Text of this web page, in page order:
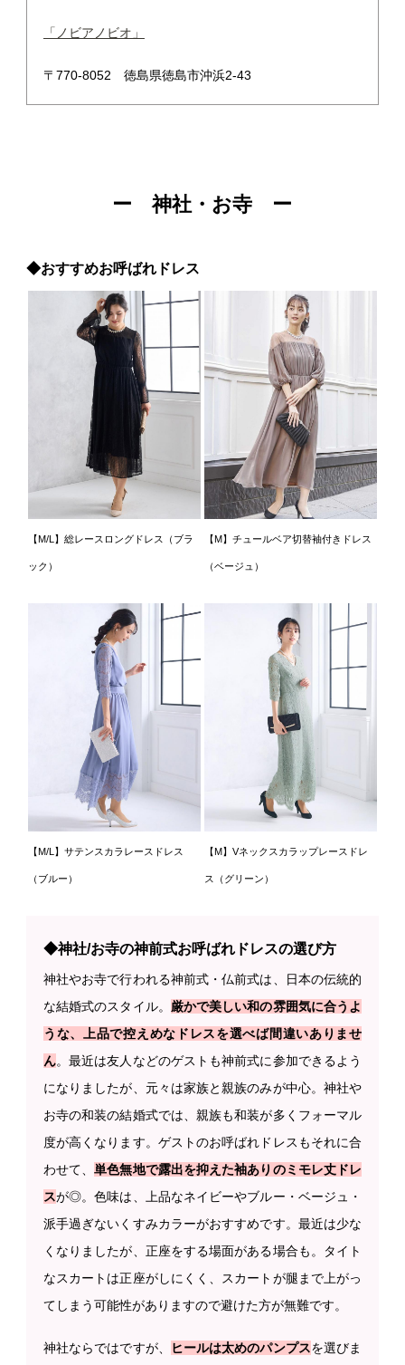
「ノビアノビオ」
〒770-8052 徳島県徳島市沖浜2-43
ー 神社・お寺 ー
◆おすすめお呼ばれドレス
【M/L】総レースロングドレス（ブラ
ック）
【M】チュールベア切替袖付きドレス
（ベージュ）
【M/L】サテンスカラレースドレス
（ブルー）
【M】Vネックスカラップレースドレ
ス（グリーン）
◆神社/お寺の神前式お呼ばれドレスの選び方
神社やお寺で行われる神前式・仏前式は、日本の伝統的
な結婚式のスタイル。 厳かで美しい和の雰囲気に合うよ
うな、上品で控えめなドレスを選べば間違いありませ
ん。最近は友人などのゲストも神前式に参加できるよう
になりましたが、元々は家族と親族のみが中心。神社や
お寺の和装の結婚式では、親族も和装が多くフォーマル
度が高くなります。ゲストのお呼ばれドレスもそれに合
わせて、単色無地で露出を抑えた袖ありのミモレ丈ドレ
スが◎。色味は、上品なネイビーやブルー・ベージュ・
派手過ぎないくすみカラーがおすすめです。最近は少な
くなりましたが、正座をする場面がある場合も。タイト
なスカートは正座がしにくく、スカートが腿まで上がっ
てしまう可能性がありますので避けた方が無難です。
神社ならではですが、 ヒールは太めのパンプスを選びま